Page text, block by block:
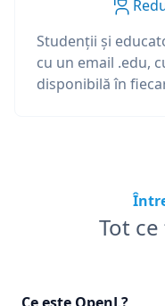
Studenții și
cu un email .edu,
disponibilă în
Tot